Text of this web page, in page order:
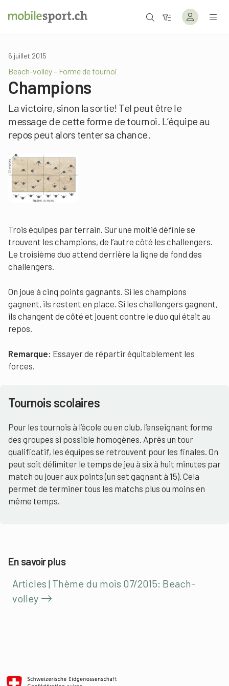
6 juillet 2015
Beach-volley – Forme de tournoi
Champions
La victoire, sinon la sortie! Tel peut être le
message de cette forme de tournoi. L’équipe au
repos peut alors tenter sa chance.
Trois équipes par terrain. Sur une moitié définie se
trouvent les champions, de l’autre côté les challengers.
Le troisième duo attend derrière la ligne de fond des
challengers.
On joue à cinq points gagnants. Si les champions
gagnent, ils restent en place. Si les challengers gagnent,
ils changent de côté et jouent contre le duo qui était au
repos.
Remarque: Essayer de répartir équitablement les
forces.
Tournois scolaires
Pour les tournois à l’école ou en club, l’enseignant forme
des groupes si possible homogènes. Après un tour
qualificatif, les équipes se retrouvent pour les finales. On
peut soit délimiter le temps de jeu à six à huit minutes par
match ou jouer aux points (un set gagnant à 15). Cela
permet de terminer tous les matchs plus ou moins en
même temps.
En savoir plus
Articles | Thème du mois 07/2015: Beach-
volley